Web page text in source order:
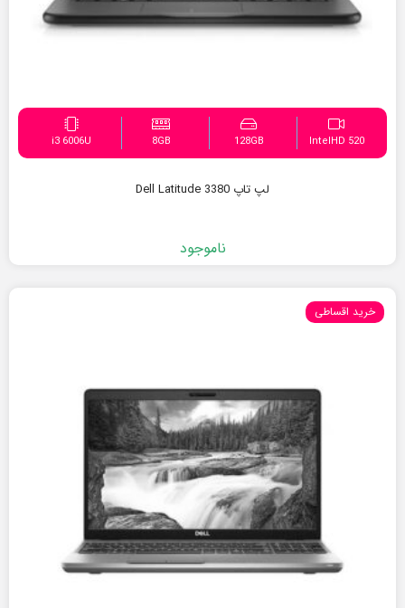
IntelHD 520
128GB
8GB
i3 6006U
لپ تاپ Dell Latitude 3380
ناموجود
خرید اقساطی